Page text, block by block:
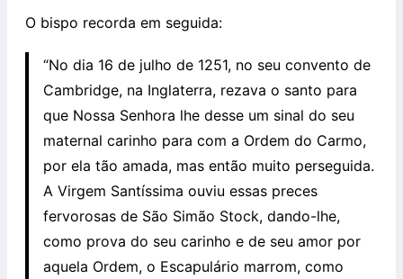
O bispo recorda em seguida:
“No dia 16 de julho de 1251, no seu convento de
Cambridge, na Inglaterra, rezava o santo para
que Nossa Senhora lhe desse um sinal do seu
maternal carinho para com a Ordem do Carmo,
por ela tão amada, mas então muito perseguida.
A Virgem Santíssima ouviu essas preces
fervorosas de São Simão Stock, dando-lhe,
como prova do seu carinho e de seu amor por
aquela Ordem, o Escapulário marrom, como